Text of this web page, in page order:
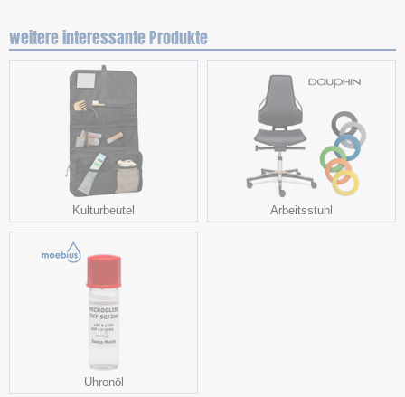
weitere interessante Produkte
Kulturbeutel Arbeitsstuhl
Uhrenöl